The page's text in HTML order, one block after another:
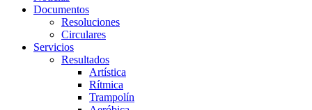
Documentos
Resoluciones
Circulares
Servicios
Resultados
Artística
Rítmica
Trampolín